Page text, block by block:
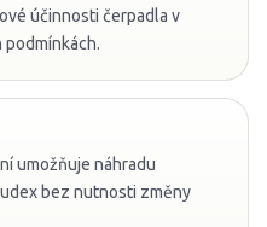
účinnosti čerpadla v
umožňuje náhradu
bez nutnosti změny